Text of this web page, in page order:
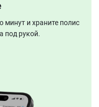
и храните полис
под рукой.